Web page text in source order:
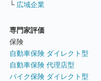
└ 広域企業
専門家評価
保険
自動車保険 ダイレクト型
自動車保険 代理店型
バイク保険 ダイレクト型